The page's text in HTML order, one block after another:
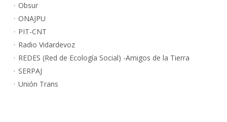
Obsur
ONAJPU
PIT-CNT
Radio Vidardevoz
REDES (Red de Ecología Social) -Amigos de la Tierra
SERPAJ
Unión Trans